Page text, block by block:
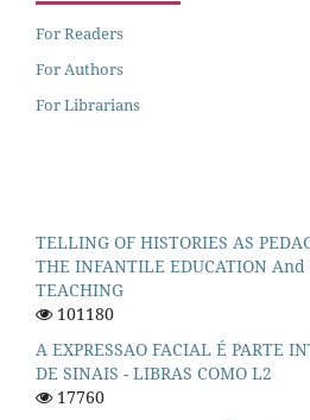
For Readers
For Authors
For Librarians
TELLING OF HISTORIES AS
THE INFANTILE EDUCATION
TEACHING
101180
A EXPRESSAO FACIAL É PARTE
DE SINAIS - LIBRAS COMO L2
17760